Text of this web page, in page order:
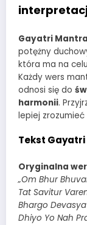
Gayatri Mantra
potężny
która ma na
Każdy wers
odnosi się do
harmonii.
lepiej zrozumieć
Tekst
Oryginalna
„Om Bhur
Tat Savitur
Bhargo
Dhiyo Yo Nah